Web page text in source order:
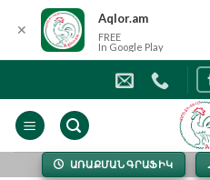
content
ԱՌԱՔՄԱՆ ԳՐԱՖԻԿ
✕
Aqlor.am
FREE
In Google Play